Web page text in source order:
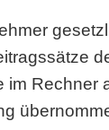
im Rechner